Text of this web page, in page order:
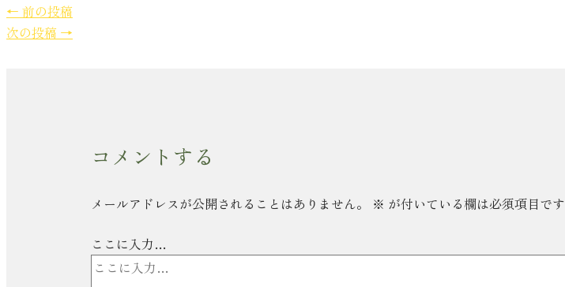
← 前の投稿
次の投稿 →
コメントする
メールアドレスが公開されることはありません。 ※ が付いている欄は必須項目です
ここに入力…